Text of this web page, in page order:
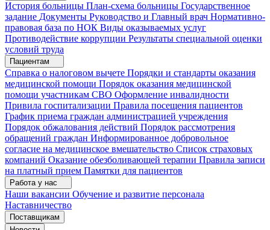
История больницы План-схема больницы Государственное
задание Документы Руководство и Главный врач Нормативно-
правовая база по НОК Виды оказываемых услуг
Противодействие коррупции Результаты специальной оценки
условий труда
Пациентам
Справка о налоговом вычете Порядки и стандарты оказания
медицинской помощи Порядок оказания медицинской
помощи участникам СВО Оформление инвалидности
Привила госпитализации Правила посещения пациентов
График приема граждан администрацией учреждения
Порядок обжалования действий Порядок рассмотрения
обращений граждан Информированное добровольное
согласие на медицинское вмешательство Список страховых
компаний Оказание обезболивающей терапии Правила записи
на платный прием Памятки для пациентов
Работа у нас
Наши вакансии Обучение и развитие персонала
Наставничество
Поставщикам